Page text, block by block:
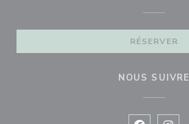
RÉSERVER
NOUS SUIVRE